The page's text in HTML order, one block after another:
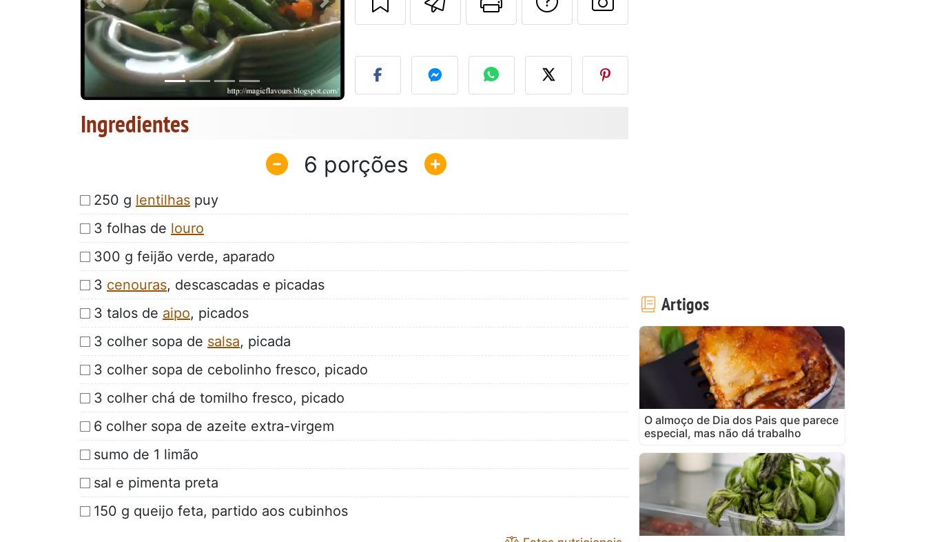
Anterior Next
Fez esta receita? Compartilhe
Ingredientes
6
250 g lentilhas puy
3 folhas de louro
300 g feijão verde, aparado
3 cenouras, descascadas e picadas
3 talos de aipo, picados
3 colher sopa de salsa, picada
3 colher sopa de cebolinho fresco, picado
3 colher chá de tomilho fresco, picado
6 colher sopa de azeite extra-virgem
sumo de 1 limão
sal e pimenta preta
150 g queijo feta, partido aos cubinhos
Artigos
O almoço de Dia dos Pais que parece
especial, mas não dá trabalho